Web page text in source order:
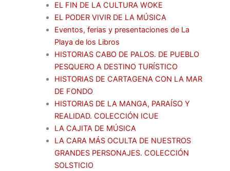
EL FIN DE LA CULTURA WOKE
EL PODER VIVIR DE LA MÚSICA
Eventos, ferias y presentaciones de La
Playa de los Libros
HISTORIAS CABO DE PALOS. DE PUEBLO
PESQUERO A DESTINO TURÍSTICO
HISTORIAS DE CARTAGENA CON LA MAR
DE FONDO
HISTORIAS DE LA MANGA, PARAÍSO Y
REALIDAD. COLECCIÓN ICUE
LA CAJITA DE MÚSICA
LA CARA MÁS OCULTA DE NUESTROS
GRANDES PERSONAJES. COLECCIÓN
SOLSTICIO